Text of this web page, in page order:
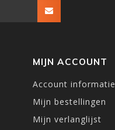
MIJN ACCOUNT
Account informatie
Mijn bestellingen
Mijn verlanglijst